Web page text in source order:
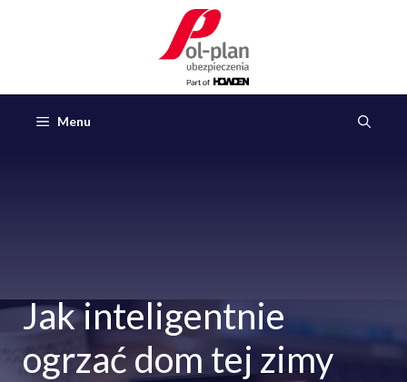
Menu
Jak inteligentnie
ogrzać dom tej zimy